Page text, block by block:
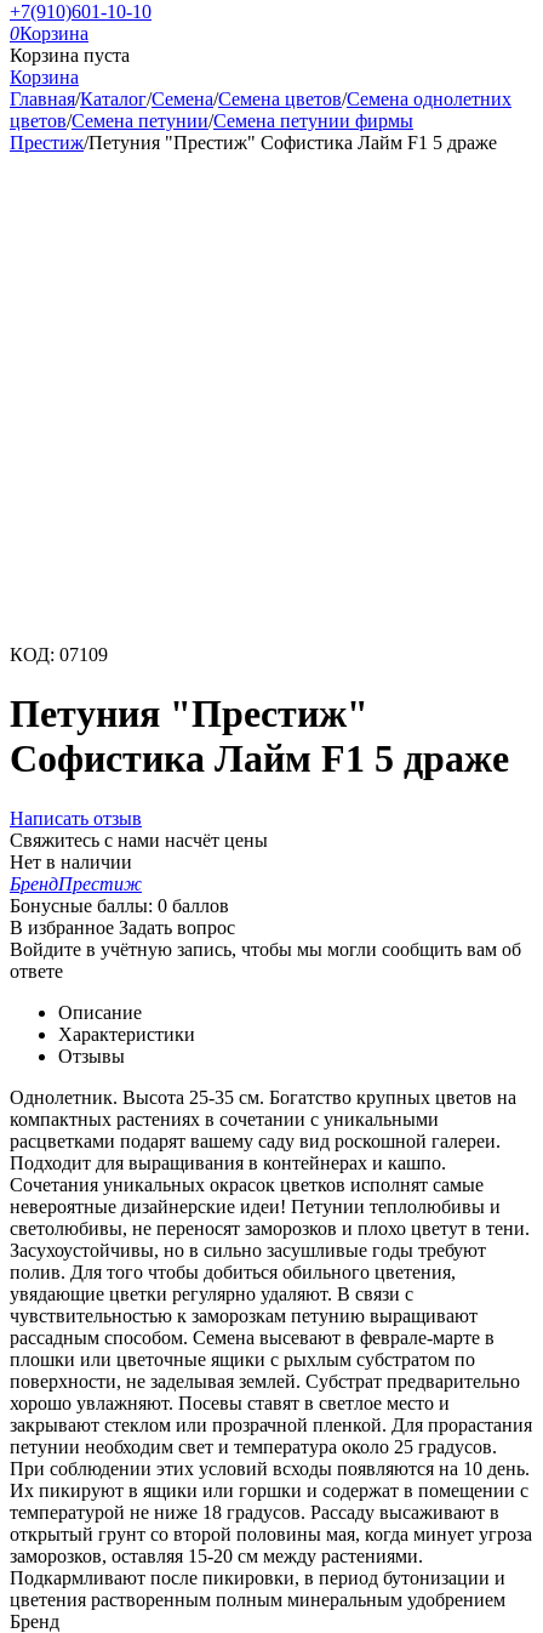
+7(910)601-10-10
0Корзина
Корзина пуста
Корзина
Главная/Каталог/Семена/Семена цветов/Семена однолетних
цветов/Семена петунии/Семена петунии фирмы
Престиж/Петуния "Престиж" Софистика Лайм F1 5 драже
КОД: 07109
Петуния "Престиж"
Софистика Лайм F1 5 драже
Написать отзыв
Свяжитесь с нами насчёт цены
Нет в наличии
БрендПрестиж
Бонусные баллы: 0 баллов
В избранное Задать вопрос
Войдите в учётную запись, чтобы мы могли сообщить вам об
ответе
Описание
Характеристики
Отзывы
Однолетник. Высота 25-35 см. Богатство крупных цветов на
компактных растениях в сочетании с уникальными
расцветками подарят вашему саду вид роскошной галереи.
Подходит для выращивания в контейнерах и кашпо.
Сочетания уникальных окрасок цветков исполнят самые
невероятные дизайнерские идеи! Петунии теплолюбивы и
светолюбивы, не переносят заморозков и плохо цветут в тени.
Засухоустойчивы, но в сильно засушливые годы требуют
полив. Для того чтобы добиться обильного цветения,
увядающие цветки регулярно удаляют. В связи с
чувствительностью к заморозкам петунию выращивают
рассадным способом. Семена высевают в феврале-марте в
плошки или цветочные ящики с рыхлым субстратом по
поверхности, не заделывая землей. Субстрат предварительно
хорошо увлажняют. Посевы ставят в светлое место и
закрывают стеклом или прозрачной пленкой. Для прорастания
петунии необходим свет и температура около 25 градусов.
При соблюдении этих условий всходы появляются на 10 день.
Их пикируют в ящики или горшки и содержат в помещении с
температурой не ниже 18 градусов. Рассаду высаживают в
открытый грунт со второй половины мая, когда минует угроза
заморозков, оставляя 15-20 см между растениями.
Подкармливают после пикировки, в период бутонизации и
цветения растворенным полным минеральным удобрением
Бренд